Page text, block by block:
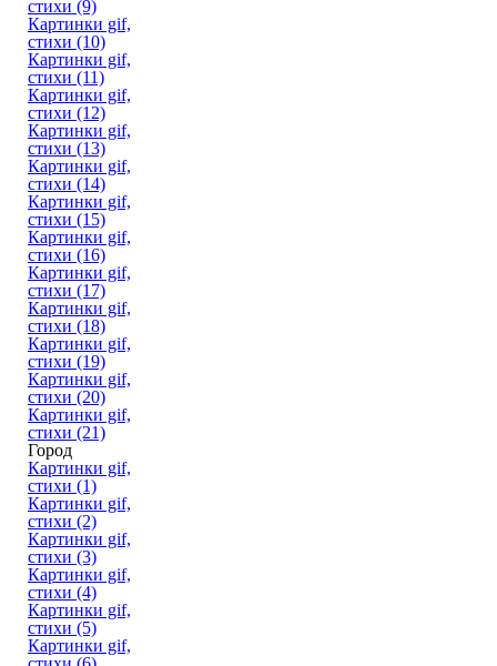
стихи (9)
Картинки gif,
стихи (10)
Картинки gif,
стихи (11)
Картинки gif,
стихи (12)
Картинки gif,
стихи (13)
Картинки gif,
стихи (14)
Картинки gif,
стихи (15)
Картинки gif,
стихи (16)
Картинки gif,
стихи (17)
Картинки gif,
стихи (18)
Картинки gif,
стихи (19)
Картинки gif,
стихи (20)
Картинки gif,
стихи (21)
Город
Картинки gif,
стихи (1)
Картинки gif,
стихи (2)
Картинки gif,
стихи (3)
Картинки gif,
стихи (4)
Картинки gif,
стихи (5)
Картинки gif,